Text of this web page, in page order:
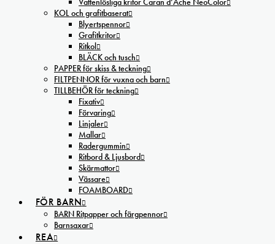
KOL och grafitbaserat
Blyertspennor
Grafitkritor
Ritkol
BLÄCK och tusch
PAPPER för skiss & teckning
FILTPENNOR för vuxna och barn
TILLBEHÖR för teckning
Fixativ
Förvaring
Linjaler
Mallar
Radergummin
Ritbord & Ljusbord
Skärmattor
Vässare
FOAMBOARD
FÖR BARN
BARN Ritpapper och färgpennor
Barnsaxar
REA